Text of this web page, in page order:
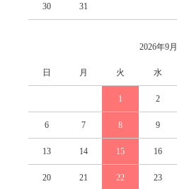
30 31
2026年9月
日 月 火 水
1 2
6 7 8 9
13 14 15 16
20 21 22 23